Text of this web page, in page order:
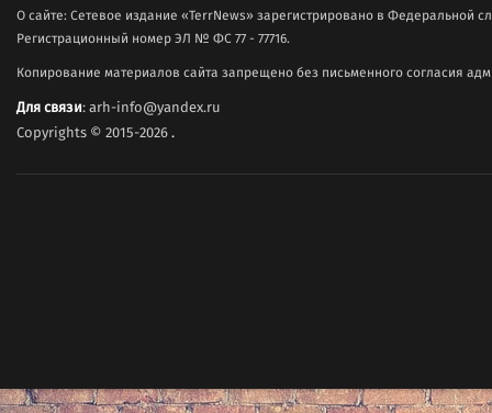
О сайте: Сетевое издание «TerrNews» зарегистрировано в Федеральной
Регистрационный номер ЭЛ № ФС 77 - 77716.
Копирование материалов сайта запрещено без письменного согласия
Для связи: arh-info@yandex.ru
Copyrights © 2015-2026.